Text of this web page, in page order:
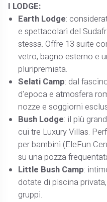
I LODGE:
Earth Lodge:
e spettacolari del
stessa. Offre 13 suite
vetro, bagno esterno e
pluripremiata.
Selati Camp: dal
d'epoca e atmosfera
nozze e soggiorni
Bush Lodge: il più
cui tre Luxury Villas.
per bambini (EleFun
su una pozza
Little Bush Camp:
dotate di piscina
gruppi.